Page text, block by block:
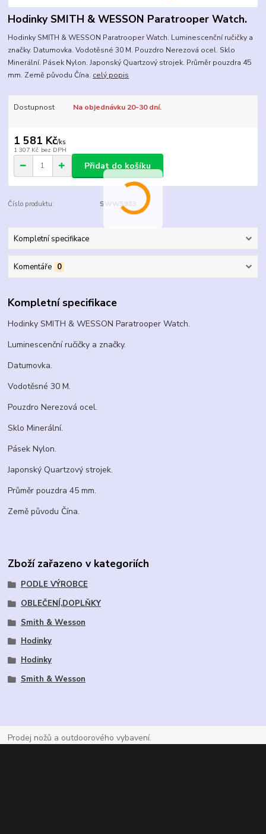
Hodinky SMITH & WESSON Paratrooper Watch.
Hodinky SMITH & WESSON Paratrooper Watch. Luminescenční ručičky a
značky. Datumovka. Vodotěsné 30 M. Pouzdro Nerezová ocel. Sklo
Minerální. Pásek Nylon. Japonský Quartzový strojek. Průměr pouzdra 45
mm. Země původu Čína. celý popis
Dostupnost Na objednávku 20-30 dní.
1 581 Kč/ks
1 307 Kč bez DPH
Přidat do košíku
Číslo produktu: SWW5983
Kompletní specifikace
Komentáře 0
Kompletní specifikace
Hodinky SMITH & WESSON Paratrooper Watch.
Luminescenční ručičky a značky.
Datumovka.
Vodotěsné 30 M.
Pouzdro Nerezová ocel.
Sklo Minerální.
Pásek Nylon.
Japonský Quartzový strojek.
Průměr pouzdra 45 mm.
Země původu Čína.
Zboží zařazeno v kategoriích
PODLE VÝROBCE
OBLEČENÍ,DOPLŇKY
Smith & Wesson
Hodinky
Hodinky
Smith & Wesson
Prodej nožů a outdoorového vybavení.